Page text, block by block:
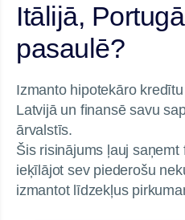
Itālijā,
pasaulē?
Izmanto hipotekāro
Latvijā un finansē savu
ārvalstīs.
Šis risinājums ļauj saņemt
ieķīlājot sev piederošu
izmantot līdzekļus